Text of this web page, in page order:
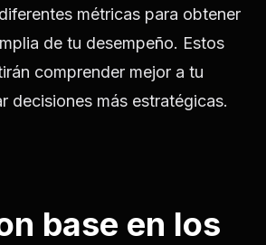
métricas para obtener
de tu desempeño. Estos
comprender mejor a tu
decisiones más estratégicas.
base en los